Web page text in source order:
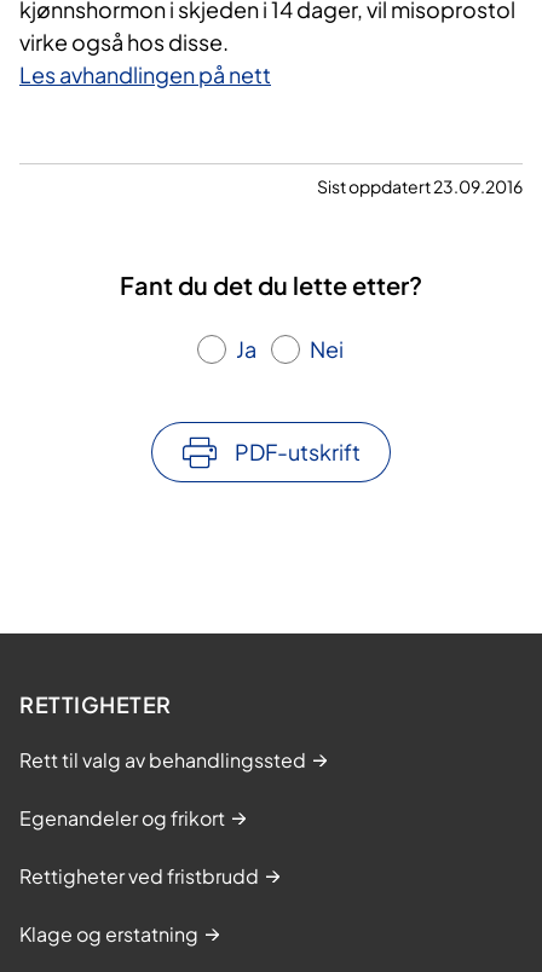
kjønnshormon i skjeden i 14 dager, vil misoprostol
virke også hos disse.
Les avhandlingen på nett
Sist oppdatert 23.09.2016
Fant du det du lette etter?
Ja Nei
PDF-utskrift
RETTIGHETER
Rett til valg av behandlingssted
Egenandeler og frikort
Rettigheter ved fristbrudd
Klage og erstatning